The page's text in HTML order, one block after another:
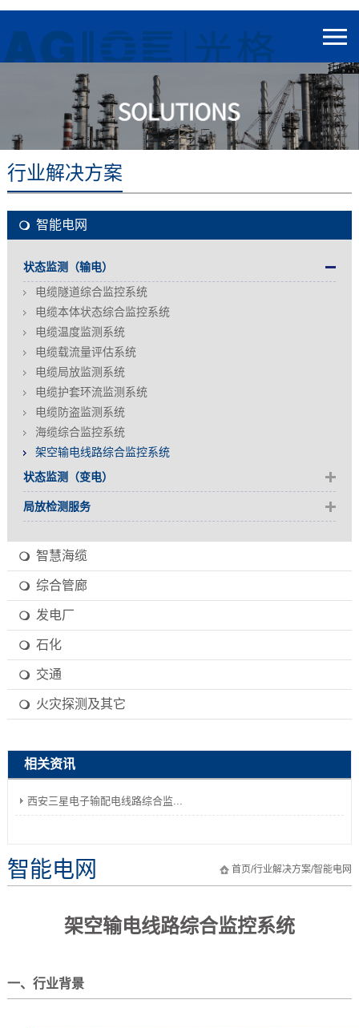
行业解决方案
智能电网
状态监测（输电）
电缆隧道综合监控系统
电缆本体状态综合监控系统
电缆温度监测系统
电缆载流量评估系统
电缆局放监测系统
电缆护套环流监测系统
电缆防盗监测系统
海缆综合监控系统
架空输电线路综合监控系统
状态监测（变电）
局放检测服务
智慧海缆
综合管廊
发电厂
石化
交通
火灾探测及其它
相关资讯
西安三星电子输配电线路综合监...
首页/行业解决方案/智能电网
智能电网
架空输电线路综合监控系统
一、行业背景